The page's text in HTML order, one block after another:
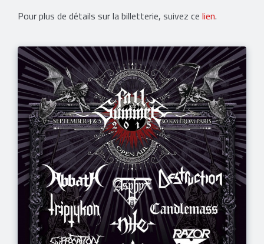
Pour plus de détails sur la billetterie, suivez ce lien.